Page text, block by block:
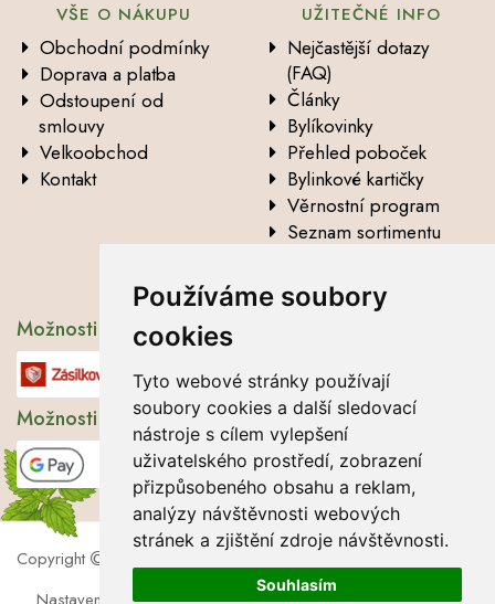
Používáme soubory
cookies
Tyto webové stránky používají
soubory cookies a další sledovací
nástroje s cílem vylepšení
uživatelského prostředí, zobrazení
přizpůsobeného obsahu a reklam,
analýzy návštěvnosti webových
stránek a zjištění zdroje návštěvnosti.
Souhlasím
VŠE O NÁKUPU
Obchodní podmínky
Doprava a platba
Odstoupení od
smlouvy
Velkoobchod
Kontakt
UŽITEČNÉ INFO
Nejčastější dotazy
(FAQ)
Články
Bylíkovinky
Přehled poboček
Bylinkové kartičky
Věrnostní program
Seznam sortimentu
Možnosti dopravy
Možnosti platby
Copyright
2026 Lbros s.r.o.